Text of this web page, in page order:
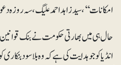
امکانات‘‘، سید زاہد احمد علیگ، سہ روزہ دعوت، دہلی،
حال ہی میں بھارتی حکومت نے بنک
انڈیا کو جو ہدایت کی ہے کہ وہ بلاسود